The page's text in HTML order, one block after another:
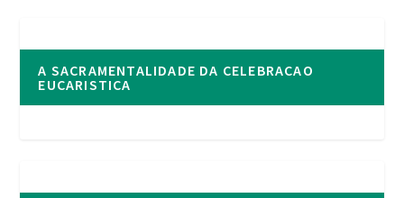
A SACRAMENTALIDADE DA CELEBRACAO
EUCARISTICA